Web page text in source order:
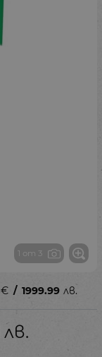
1 от 3
€ / 1999.99 лв.
лв.